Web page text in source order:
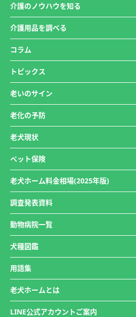
介護のノウハウを知る
介護用品を調べる
コラム
トピックス
老いのサイン
老化の予防
老犬現状
ペット保険
老犬ホーム料金相場(2025年版)
調査発表資料
動物病院一覧
犬種図鑑
用語集
老犬ホームとは
LINE公式アカウントご案内